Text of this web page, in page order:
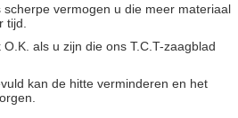
vermogen u die meer materiaal
tijd.
als u zijn die ons T.C.T-zaagblad
kan de hitte verminderen en het